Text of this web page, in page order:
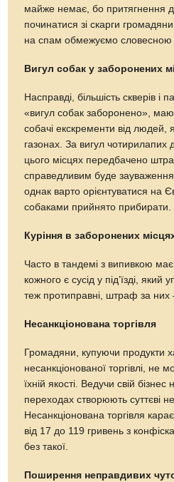
майже немає, бо притягнення
починатися зі скарги
на спам обмежуємо
Вигул собак у заборонених
Насправді, більшість скверів і
«вигул собак заборонено»,
собачі екскременти від людей,
газонах. За вигул чотирилапих
цього місцях передбачено
справедливим буде
однак варто орієнтуватися на
собаками прийнято прибирати.
Куріння в заборонених
Часто в тандемі з випивкою
кожного є сусід у під’їзді, який
теж протиправні, штраф за них
Несанкціонована торгівля
Громадяни, купуючи продукти
несанкціонованої торгівлі, не
їхній якості. Ведучи свій
переходах створюють суттєві
Несанкціонована торгівля
від 17 до 119 гривень з
без такої.
Поширення неправдивих